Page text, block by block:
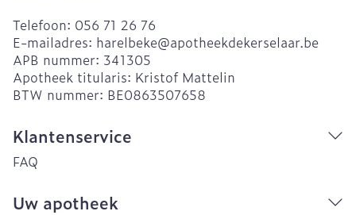
Telefoon: 056 71 26 76
E-mailadres: harelbeke@apotheekdekerselaar.be
APB nummer: 341305
Apotheek titularis: Kristof Mattelin
BTW nummer: BE0863507658
Klantenservice
FAQ
Uw apotheek